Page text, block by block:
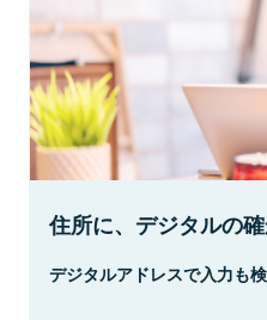
住所に、デジタルの確
デジタルアドレスで入力も